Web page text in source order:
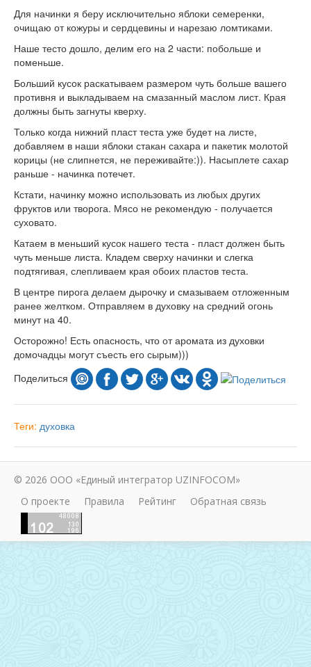
Для начинки я беру исключительно яблоки семеренки,
очищаю от кожуры и сердцевины и нарезаю ломтиками.
Наше тесто дошло, делим его на 2 части: побольше и
поменьше.
Больший кусок раскатываем размером чуть больше вашего
противня и выкладываем на смазанный маслом лист. Края
должны быть загнуты кверху.
Только когда нижний пласт теста уже будет на листе,
добавляем в наши яблоки стакан сахара и пакетик молотой
корицы (не слипнется, не переживайте:)). Насыплете сахар
раньше - начинка потечет.
Кстати, начинку можно использовать из любых других
фруктов или творога. Мясо не рекомендую - получается
суховато.
Катаем в меньший кусок нашего теста - пласт должен быть
чуть меньше листа. Кладем сверху начинки и слегка
подтягивая, слепливаем края обоих пластов теста.
В центре пирога делаем дырочку и смазываем отложенным
ранее желтком. Отправляем в духовку на средний огонь
минут на 40.
Осторожно! Есть опасность, что от аромата из духовки
домочадцы могут съесть его сырым)))
Поделиться
Теги: духовка
© 2026 ООО «Единый интегратор UZINFOCOM»
О проекте
Правила Рейтинг Обратная связь